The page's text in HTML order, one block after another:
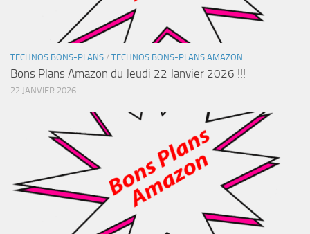
TECHNOS BONS-PLANS / TECHNOS BONS-PLANS AMAZON
Bons Plans Amazon du Jeudi 22 Janvier 2026 !!!
22 JANVIER 2026